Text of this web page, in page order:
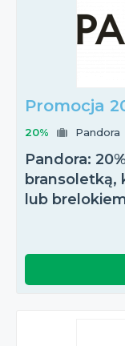
Promocja
20% Pandora
Pandora:
bransoletką,
lub